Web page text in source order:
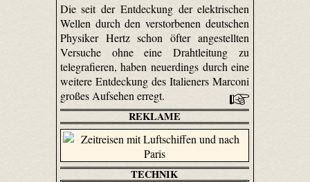
Die seit der Entdeckung der elektrischen
Wellen durch den verstorbenen deutschen
Physiker Hertz schon öfter angestellten
Versuche ohne eine Drahtleitung zu
telegrafieren, haben neuerdings durch eine
weitere Entdeckung des Italieners Marconi
großes Aufsehen erregt.
REKLAME
TECHNIK